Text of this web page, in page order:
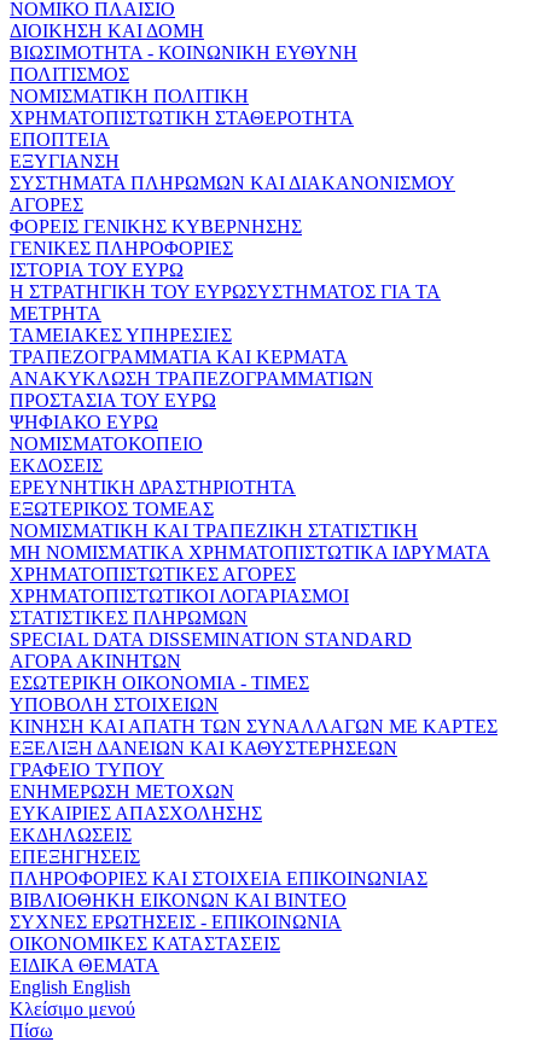
ΝΟΜΙΚΟ ΠΛΑΙΣΙΟ
ΔΙΟΙΚΗΣΗ ΚΑΙ ΔΟΜΗ
ΒΙΩΣΙΜΟΤΗΤΑ - ΚΟΙΝΩΝΙΚΗ ΕΥΘΥΝΗ
ΠΟΛΙΤΙΣΜΟΣ
ΝΟΜΙΣΜΑΤΙΚΗ ΠΟΛΙΤΙΚΗ
ΧΡΗΜΑΤΟΠΙΣΤΩΤΙΚΗ ΣΤΑΘΕΡΟΤΗΤΑ
ΕΠΟΠΤΕΙΑ
ΕΞΥΓΙΑΝΣΗ
ΣΥΣΤΗΜΑΤΑ ΠΛΗΡΩΜΩΝ ΚΑΙ ΔΙΑΚΑΝΟΝΙΣΜΟΥ
ΑΓΟΡΕΣ
ΦΟΡΕΙΣ ΓΕΝΙΚΗΣ ΚΥΒΕΡΝΗΣΗΣ
ΓΕΝΙΚΕΣ ΠΛΗΡΟΦΟΡΙΕΣ
ΙΣΤΟΡΙΑ ΤΟΥ ΕΥΡΩ
Η ΣΤΡΑΤΗΓΙΚΗ ΤΟΥ ΕΥΡΩΣΥΣΤΗΜΑΤΟΣ ΓΙΑ ΤΑ
ΜΕΤΡΗΤΑ
ΤΑΜΕΙΑΚΕΣ ΥΠΗΡΕΣΙΕΣ
ΤΡΑΠΕΖΟΓΡΑΜΜΑΤΙΑ ΚΑΙ ΚΕΡΜΑΤΑ
ΑΝΑΚΥΚΛΩΣΗ ΤΡΑΠΕΖΟΓΡΑΜΜΑΤΙΩΝ
ΠΡΟΣΤΑΣΙΑ ΤΟΥ ΕΥΡΩ
ΨΗΦΙΑΚΟ ΕΥΡΩ
ΝΟΜΙΣΜΑΤΟΚΟΠΕΙΟ
ΕΚΔΟΣΕΙΣ
ΕΡΕΥΝΗΤΙΚΗ ΔΡΑΣΤΗΡΙΟΤΗΤΑ
ΕΞΩΤΕΡΙΚΟΣ ΤΟΜΕΑΣ
ΝΟΜΙΣΜΑΤΙΚΗ ΚΑΙ ΤΡΑΠΕΖΙΚΗ ΣΤΑΤΙΣΤΙΚΗ
ΜΗ ΝΟΜΙΣΜΑΤΙΚΑ ΧΡΗΜΑΤΟΠΙΣΤΩΤΙΚΑ ΙΔΡΥΜΑΤΑ
ΧΡΗΜΑΤΟΠΙΣΤΩΤΙΚΕΣ ΑΓΟΡΕΣ
ΧΡΗΜΑΤΟΠΙΣΤΩΤΙΚΟΙ ΛΟΓΑΡΙΑΣΜΟΙ
ΣΤΑΤΙΣΤΙΚΕΣ ΠΛΗΡΩΜΩΝ
SPECIAL DATA DISSEMINATION STANDARD
ΑΓΟΡΑ ΑΚΙΝΗΤΩΝ
ΕΣΩΤΕΡΙΚΗ ΟΙΚΟΝΟΜΙΑ - ΤΙΜΕΣ
ΥΠΟΒΟΛΗ ΣΤΟΙΧΕΙΩΝ
ΚΙΝΗΣΗ ΚΑΙ ΑΠΑΤΗ ΤΩΝ ΣΥΝΑΛΛΑΓΩΝ ΜΕ ΚΑΡΤΕΣ
ΕΞΕΛΙΞΗ ΔΑΝΕΙΩΝ ΚΑΙ ΚΑΘΥΣΤΕΡΗΣΕΩΝ
ΓΡΑΦΕΙΟ ΤΥΠΟΥ
ΕΝΗΜΕΡΩΣΗ ΜΕΤΟΧΩΝ
ΕΥΚΑΙΡΙΕΣ ΑΠΑΣΧΟΛΗΣΗΣ
ΕΚΔΗΛΩΣΕΙΣ
ΕΠΕΞΗΓΗΣΕΙΣ
ΠΛΗΡΟΦΟΡΙΕΣ ΚΑΙ ΣΤΟΙΧΕΙΑ ΕΠΙΚΟΙΝΩΝΙΑΣ
ΒΙΒΛΙΟΘΗΚΗ ΕΙΚΟΝΩΝ ΚΑΙ ΒΙΝΤΕΟ
ΣΥΧΝΕΣ ΕΡΩΤΗΣΕΙΣ - ΕΠΙΚΟΙΝΩΝΙΑ
ΟΙΚΟΝΟΜΙΚΕΣ ΚΑΤΑΣΤΑΣΕΙΣ
ΕΙΔΙΚΑ ΘΕΜΑΤΑ
English English
Κλείσιμο μενού
Πίσω